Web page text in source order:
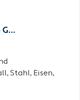
G…
Stahl, Eisen,